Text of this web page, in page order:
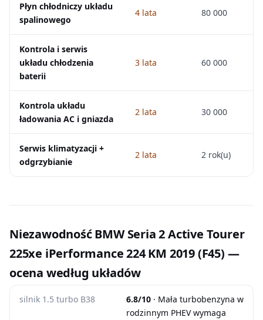
Płyn chłodniczy układu
spalinowego
4 lata 80 000
Kontrola i serwis
układu chłodzenia
baterii
3 lata 60 000
Kontrola układu
ładowania AC i gniazda
2 lata 30 000
Serwis klimatyzacji +
odgrzybianie
2 lata 2 rok(u)
Niezawodność BMW Seria 2 Active Tourer
225xe iPerformance 224 KM 2019 (F45) —
ocena według układów
silnik 1.5 turbo B38 6.8/10 · Mała turbobenzyna w
rodzinnym PHEV wymaga